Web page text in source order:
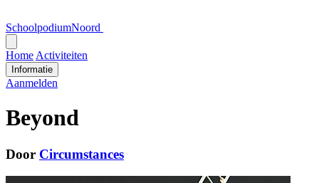
SchoolpodiumNoord
menu
Home Activiteiten
Informatie
Aanmelden
Beyond
Door Circumstances